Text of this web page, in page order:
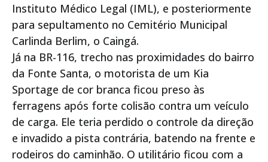
Instituto Médico Legal (IML), e posteriormente
para sepultamento no Cemitério Municipal
Carlinda Berlim, o Caingá.
Já na BR-116, trecho nas proximidades do bairro
da Fonte Santa, o motorista de um Kia
Sportage de cor branca ficou preso às
ferragens após forte colisão contra um veículo
de carga. Ele teria perdido o controle da direção
e invadido a pista contrária, batendo na frente e
rodeiros do caminhão. O utilitário ficou com a